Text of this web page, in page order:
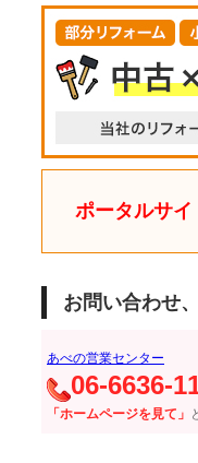
ポータルサイ
お問い合わせ
あべの営業センター
06-6636-
「ホームページを見て」